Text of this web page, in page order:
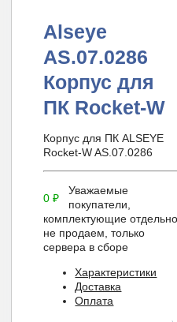
Alseye
AS.07.0286
Корпус для
ПК Rocket-W
Корпус для ПК ALSEYE
Rocket-W AS.07.0286
0₽
Уважаемые
покупатели,
комплектующие отдельно
не продаем, только
сервера в сборе
Характеристики
Доставка
Оплата